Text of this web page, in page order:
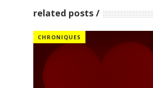
related posts
CHRONIQUES